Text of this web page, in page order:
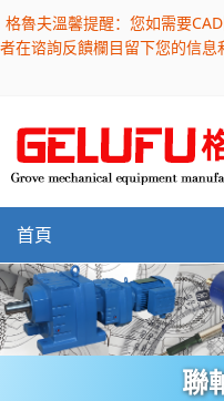
格魯夫溫馨提醒：您如需要
者在谘詢反饋欄目留下您的信
首頁
聯